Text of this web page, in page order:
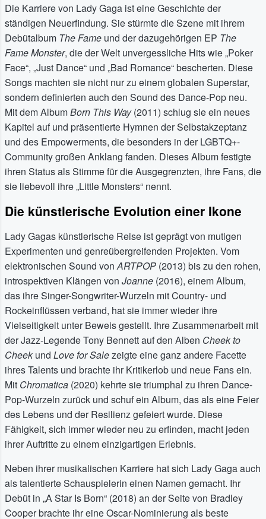
Die Karriere von Lady Gaga ist eine Geschichte der
ständigen Neuerfindung. Sie stürmte die Szene mit ihrem
Debütalbum The Fame und der dazugehörigen EP The
Fame Monster, die der Welt unvergessliche Hits wie „Poker
Face“, „Just Dance“ und „Bad Romance“ bescherten. Diese
Songs machten sie nicht nur zu einem globalen Superstar,
sondern definierten auch den Sound des Dance-Pop neu.
Mit dem AlbumBorn This Way(2011) schlug sie ein neues
Kapitel auf und präsentierte Hymnen der Selbstakzeptanz
und des Empowerments, die besonders in der LGBTQ+-
Community großen Anklang fanden. Dieses Album festigte
ihren Status als Stimme für die Ausgegrenzten, ihre Fans, die
sie liebevoll ihre „Little Monsters“ nennt.
Die künstlerische Evolution einer Ikone
Lady Gagas künstlerische Reise ist geprägt von mutigen
Experimenten und genreübergreifenden Projekten. Vom
elektronischen Sound vonARTPOP (2013) bis zu den rohen,
introspektiven Klängen von Joanne (2016), einem Album,
das ihre Singer-Songwriter-Wurzeln mit Country- und
Rockeinflüssen verband, hat sie immer wieder ihre
Vielseitigkeit unter Beweis gestellt. Ihre Zusammenarbeit mit
der Jazz-Legende Tony Bennett auf den Alben Cheek to
Cheekund Love for Salezeigte eine ganz andere Facette
ihres Talents und brachte ihr Kritikerlob und neue Fans ein.
Mit Chromatica (2020) kehrte sie triumphal zu ihren Dance-
Pop-Wurzeln zurück und schuf ein Album, das als eine Feier
des Lebens und der Resilienz gefeiert wurde. Diese
Fähigkeit, sich immer wieder neu zu erfinden, macht jeden
ihrer Auftritte zu einem einzigartigen Erlebnis.
Neben ihrer musikalischen Karriere hat sich Lady Gaga auch
als talentierte Schauspielerin einen Namen gemacht. Ihr
Debüt in „A Star Is Born“ (2018) an der Seite von Bradley
Cooper brachte ihr eine Oscar-Nominierung als beste